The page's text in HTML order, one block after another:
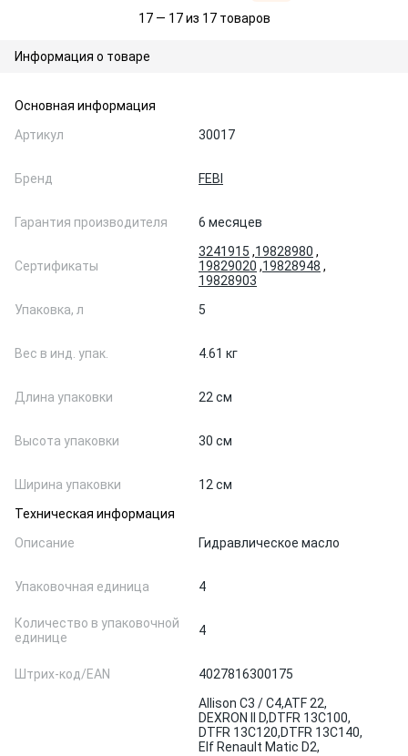
17 — 17 из 17 товаров
Информация о товаре
Основная информация
Артикул
30017
Бренд FEBI
Гарантия производителя 6 месяцев
Сертификаты
3241915 ,19828980 ,
19829020 ,19828948 ,
19828903
Упаковка, л
5
Вес в инд. упак. 4.61 кг
Длина упаковки 22 см
Высота упаковки 30 см
Ширина упаковки
12 см
Техническая информация
Описание
Гидравлическое масло
Упаковочная единица 4
Количество в упаковочной
единице
4
Штрих-код/EAN
4027816300175
Allison C3 / C4,ATF 22,
DEXRON II D,DTFR 13C100,
DTFR 13C120,DTFR 13C140,
Elf Renault Matic D2,